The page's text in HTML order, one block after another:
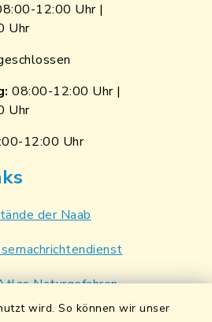
wird. So können wir unser
12:00 Uhr |
Uhr
08:00-12:00 Uhr |
Uhr
12:00 Uhr
der Naab
Naturgefahren